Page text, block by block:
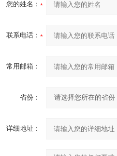
您的姓名：
联系电话：
常用邮箱：
省份：
详细地址：